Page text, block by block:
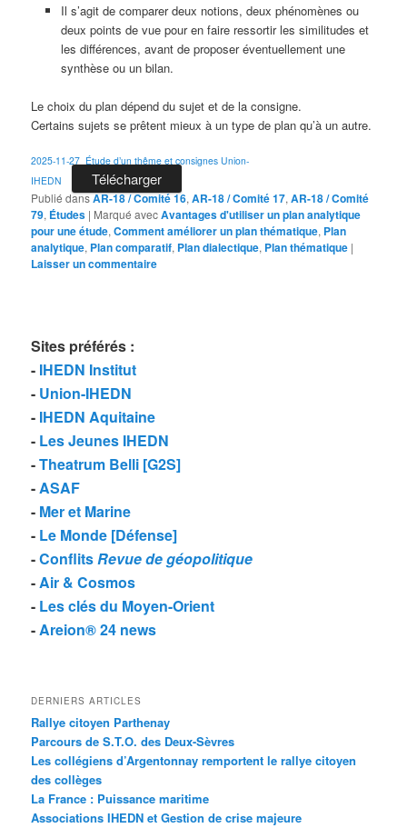
Il s’agit de comparer deux notions, deux phénomènes ou
deux points de vue pour en faire ressortir les similitudes et
les différences, avant de proposer éventuellement une
synthèse ou un bilan.
Le choix du plan dépend du sujet et de la consigne.
Certains sujets se prêtent mieux à un type de plan qu’à un autre.
2025-11-27_Étude d’un thême et consignes Union-
IHEDN
Télécharger
Publié dansAR-18 / Comité 16,AR-18 / Comité 17,AR-18 / Comité
79, Études | Marqué avecAvantages d'utiliser un plan analytique
pour une étude,Comment améliorer un plan thématique, Plan
analytique, Plan comparatif, Plan dialectique, Plan thématique |
Laisser un commentaire
Sites préférés :
- IHEDN Institut
- Union-IHEDN
- IHEDN Aquitaine
- Les Jeunes IHEDN
-Theatrum Belli [G2S]
- ASAF
- Mer et Marine
- Le Monde [Défense]
-Conflits Revue de géopolitique
- Air & Cosmos
- Les clés du Moyen-Orient
- Areion® 24 news
DERNIERS ARTICLES
Rallye citoyen Parthenay
Parcours de S.T.O. des Deux-Sèvres
Les collégiens d’Argentonnay remportent le rallye citoyen
des collèges
La France : Puissance maritime
Associations IHEDN et Gestion de crise majeure